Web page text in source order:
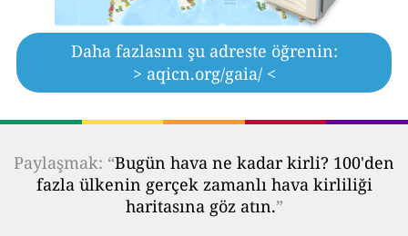
Daha fazlasını şu adreste öğrenin:
> aqicn.org/gaia/ <
Paylaşmak: “Bugün hava ne kadar kirli? 100'den
fazla ülkenin gerçek zamanlı hava kirliliği
haritasına göz atın.”